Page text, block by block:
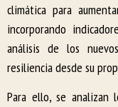
climática para
incorporando
análisis de los
resiliencia desde su
Para ello, se analizan